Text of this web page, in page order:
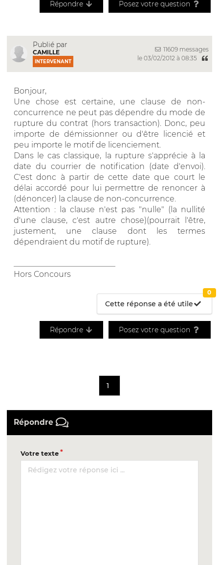
Répondre Posez votre question
Publié par
CAMILLE
INTERVENANT
11609 messages
le 03/02/2012 à 08:35
Bonjour,
Une chose est certaine, une clause de non-
concurrence ne peut pas dépendre du mode de
rupture du contrat (hors transaction). Donc, peu
importe de démissionner ou d'être licencié et
peu importe le motif de licenciement.
Dans le cas classique, la rupture s'apprécie à la
date du courrier de notification (date d'envoi).
C'est donc à partir de cette date que court le
délai accordé pour lui permettre de renoncer à
(dénoncer) la clause de non-concurrence.
Attention : la clause n'est pas "nulle" (la nullité
d'une clause, c'est autre chose)(pourrait l'être,
justement, une clause dont les termes
dépendraient du motif de rupture).
Hors Concours
Cette réponse a été utile
0
Répondre Posez votre question
1
Répondre
Votre texte